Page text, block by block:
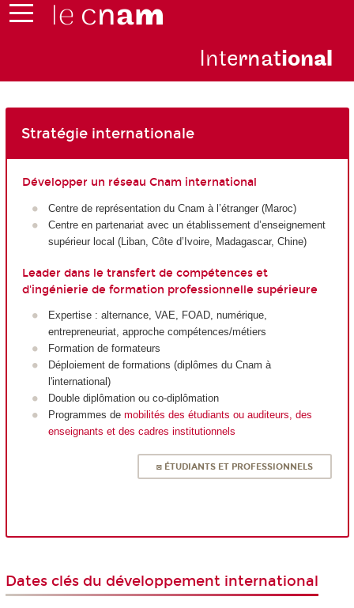
International
Stratégie internationale
Développer un réseau Cnam international
Centre de représentation du Cnam à l’étranger (Maroc)
Centre en partenariat avec un établissement d’enseignement
supérieur local (Liban, Côte d’Ivoire, Madagascar, Chine)
Leader dans le transfert de compétences et
d'ingénierie de formation professionnelle supérieure
Expertise : alternance, VAE, FOAD, numérique,
entrepreneuriat, approche compétences/métiers
Formation de formateurs
Déploiement de formations (diplômes du Cnam à
l'international)
Double diplômation ou co-diplômation
Programmes de mobilités des étudiants ou auditeurs, des
enseignants et des cadres institutionnels
◙ ÉTUDIANTS ET PROFESSIONNELS
Dates clés du développement international